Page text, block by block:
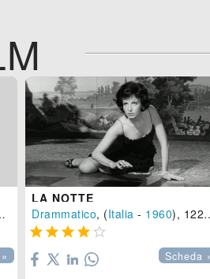
), 100 min.
LA NOTTE
Drammatico, (Italia - 1960), 122 min.
    
Scheda